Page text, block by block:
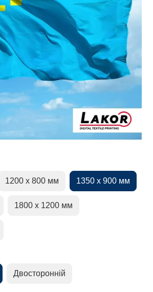
1200 х 800 мм 1350 х 900 мм
1800 х 1200 мм
Двосторонній